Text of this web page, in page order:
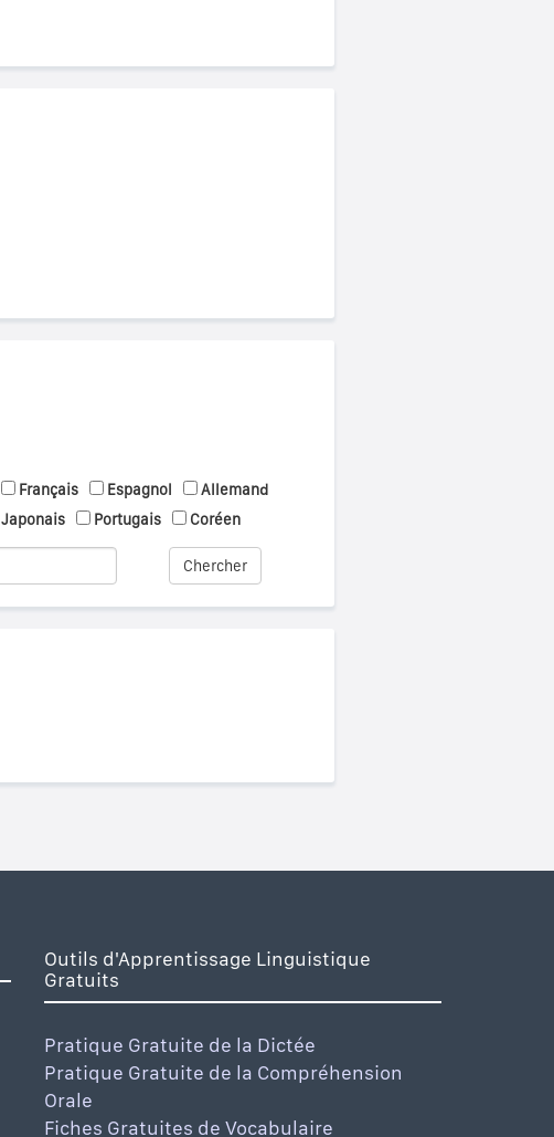
Français Espagnol
Allemand
Japonais Portugais Coréen
Chercher
Outils d'Apprentissage Linguistique
Gratuits
Pratique Gratuite de la Dictée
Pratique Gratuite de la Compréhension
Orale
Fiches Gratuites de Vocabulaire